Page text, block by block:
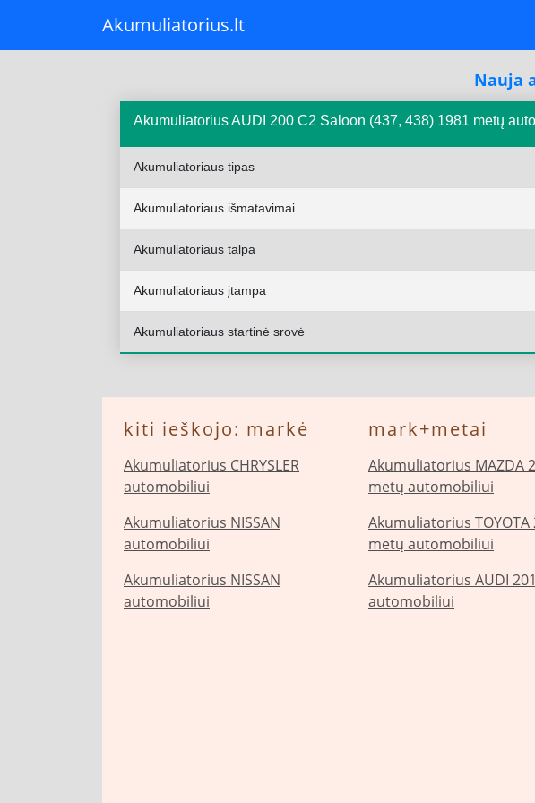
Akumuliatorius.lt
Nauja
Akumuliatorius AUDI 200 C2 Saloon (437, 438) 1981 metų
Akumuliatoriaus tipas
Akumuliatoriaus išmatavimai
Akumuliatoriaus talpa
Akumuliatoriaus įtampa
Akumuliatoriaus startinė srovė
kiti ieškojo: markė
Akumuliatorius CHRYSLER
automobiliui
Akumuliatorius NISSAN
automobiliui
Akumuliatorius NISSAN
automobiliui
mark+metai
Akumuliatorius MAZDA
metų automobiliui
Akumuliatorius TOYOTA
metų automobiliui
Akumuliatorius AUDI
automobiliui